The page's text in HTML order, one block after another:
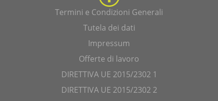
Termini e Condizioni Generali
Tutela dei dati
Impressum
Offerte di lavoro
DIRETTIVA UE 2015/2302 1
DIRETTIVA UE 2015/2302 2